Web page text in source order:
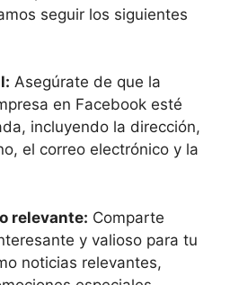
seguir los siguientes
Asegúrate de que la
en Facebook esté
incluyendo la dirección,
el correo electrónico y la
relevante: Comparte
y valioso para tu
noticias relevantes,